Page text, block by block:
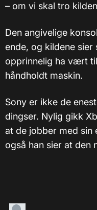
– om vi skal tro
Den angivelige
ende, og kildene sier
opprinnelig ha vært
håndholdt maskin.
Sony er ikke de
dingser. Nylig gikk
at de jobber med sin
også han sier at den